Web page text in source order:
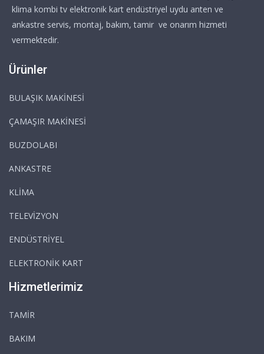
klima kombi tv elektronik kart endüstriyel uydu anten ve
ankastre servis, montaj, bakım, tamir ve onarım hizmeti
vermektedir.
Ürünler
BULAŞIK MAKİNESİ
ÇAMAŞIR MAKİNESİ
BUZDOLABI
ANKASTRE
KLİMA
TELEVİZYON
ENDÜSTRİYEL
ELEKTRONİK KART
Hizmetlerimiz
TAMİR
BAKIM